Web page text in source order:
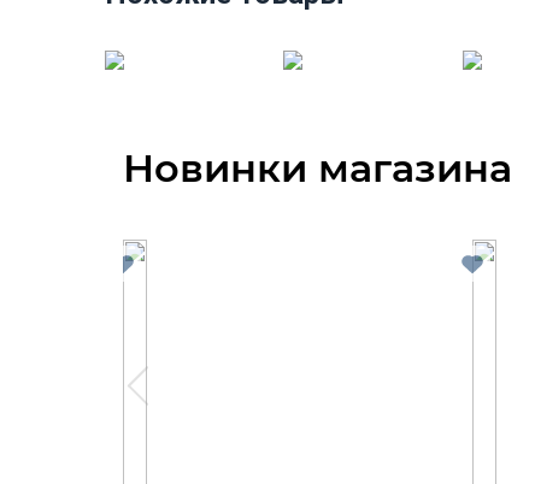
Новинки магазина